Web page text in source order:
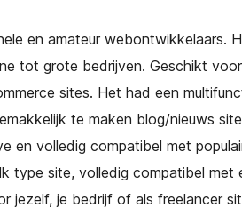
en amateur webontwikkelaars.
tot grote bedrijven. Geschikt
sites. Het had een
te maken blog/nieuws
en volledig compatibel met
type site, volledig compatibel met
jezelf, je bedrijf of als freelancer